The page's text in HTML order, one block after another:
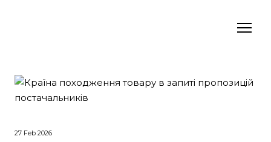
27 Feb 2026